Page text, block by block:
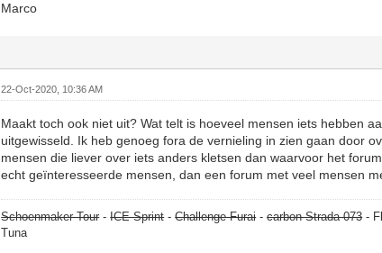
Marco
22-Oct-2020, 10:36 AM
Maakt toch ook niet uit? Wat telt is hoeveel mensen iets hebben
uitgewisseld. Ik heb genoeg fora de vernieling in zien gaan door
mensen die liever over iets anders kletsen dan waarvoor het
echt geïnteresseerde mensen, dan een forum met veel mensen
Schoenmaker Tour-ICE Sprint-Challenge Furai-carbon Strada 073-
Tuna